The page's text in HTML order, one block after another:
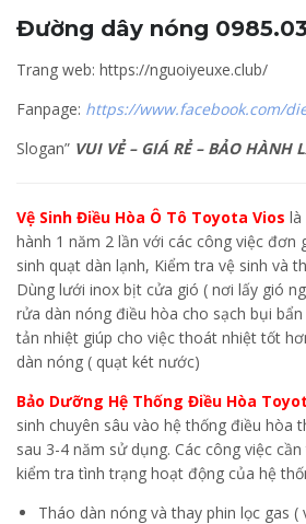
Đường dây nóng
Trang web: https://nguoiyeuxe.club/
Fanpage: https://www.facebook.com/
Slogan” VUI VẺ – GIÁ RẺ – BẢO HÀNH
Vệ Sinh Điều Hòa Ô Tô Toyota Vios là
hành 1 năm 2 lần với các công việc đơn
sinh quạt dàn lạnh, Kiểm tra vệ sinh và
Dùng lưới inox bịt cửa gió ( nơi lấy gió
rửa dàn nóng điều hòa cho sạch bụi
tản nhiệt giúp cho việc thoát nhiệt tốt
dàn nóng ( quạt két nước)
Bảo Dưỡng Hệ Thống Điều Hòa
sinh chuyên sâu vào hệ thống điều hòa
sau 3-4 năm sử dụng. Các công việc
kiểm tra tình trạng hoạt động của hệ
Tháo dàn nóng và thay phin lọc gas